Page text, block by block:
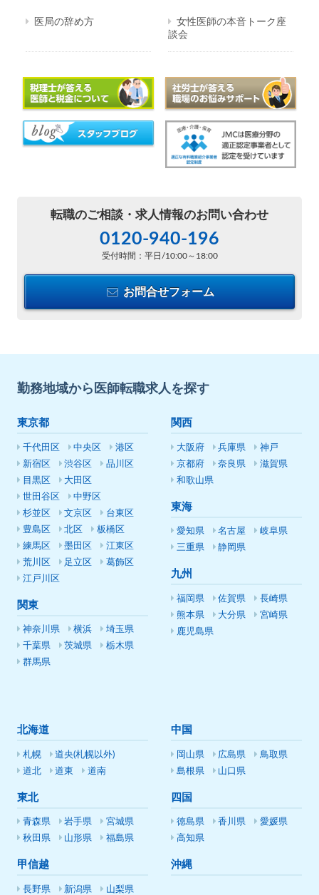
医局の辞め方
女性医師の本音トーク座
談会
転職のご相談・ 求人情報のお問い合わせ
0120-940-196
受付時間：平日/10:00～18:00
お問合せフォーム
勤務地域から医師転職求人を探す
東京都
千代田区 中央区
港区
新宿区
渋谷区
品川区
目黒区
大田区
世田谷区
中野区
杉並区
文京区
台東区
豊島区
北区
板橋区
練馬区
墨田区
江東区
荒川区
足立区
葛飾区
江戸川区
関東
神奈川県 横浜
埼玉県
千葉県
茨城県
栃木県
群馬県
関西
大阪府 兵庫県
神戸
京都府
奈良県
滋賀県
和歌山県
東海
愛知県 名古屋
岐阜県
三重県
静岡県
九州
福岡県 佐賀県
長崎県
熊本県
大分県
宮崎県
鹿児島県
北海道
札幌
道央(札幌以外)
道北
道東 道南
東北
青森県 岩手県
宮城県
秋田県
山形県 福島県
甲信越
長野県 新潟県 山梨県
中国
岡山県 広島県
鳥取県
島根県
山口県
四国
徳島県 香川県
愛媛県
高知県
沖縄